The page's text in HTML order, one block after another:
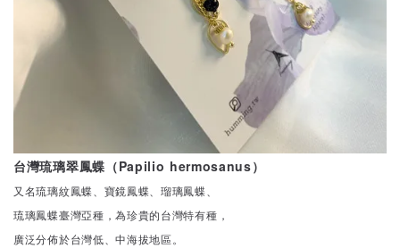
台灣琉璃翠鳳蝶（Papilio hermosanus）
又名琉璃紋鳳蝶、寶鏡鳳蝶、瑠璃鳳蝶、
琉璃鳳蝶臺灣亞種，為珍貴的台灣特有種，
廣泛分佈於台灣低、中海拔地區。